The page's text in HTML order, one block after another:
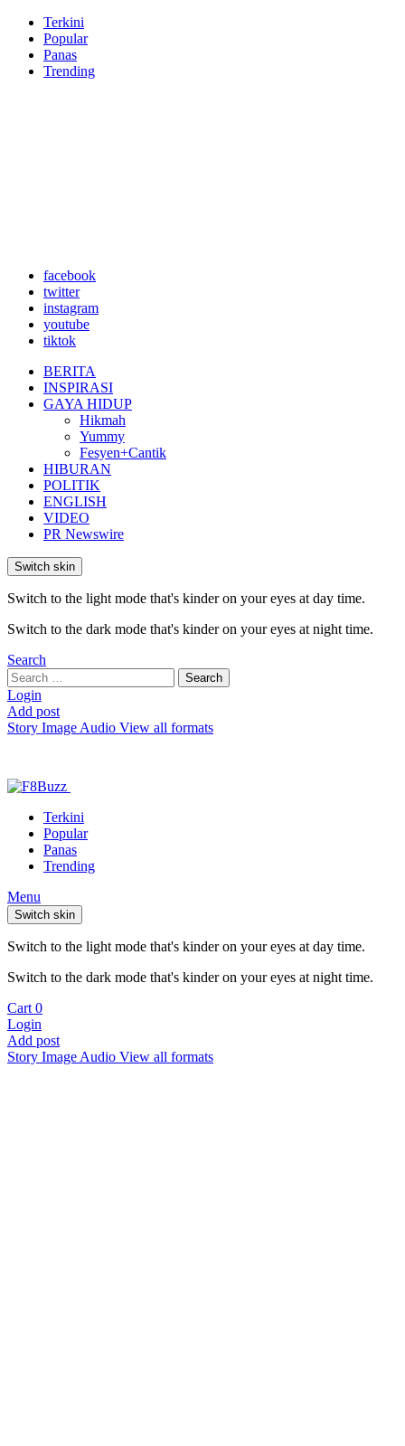
Terkini
Popular
Panas
Trending
facebook
twitter
instagram
youtube
tiktok
BERITA
INSPIRASI
GAYA HIDUP
Hikmah
Yummy
Fesyen+Cantik
HIBURAN
POLITIK
ENGLISH
VIDEO
PR Newswire
Switch skin
Switch to the light mode that's kinder on your eyes at day time.
Switch to the dark mode that's kinder on your eyes at night time.
Search
Search
for:
Search
Login
Add post
Story Image Audio View all formats
Terkini
Popular
Panas
Trending
Menu
Switch skin
Switch to the light mode that's kinder on your eyes at day time.
Switch to the dark mode that's kinder on your eyes at night time.
Cart 0
Login
Add post
Story Image Audio View all formats